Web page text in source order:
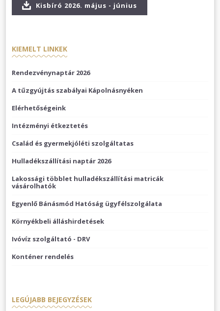
Kisbíró 2026. május - június
KIEMELT LINKEK
Rendezvénynaptár 2026
A tűzgyújtás szabályai Kápolnásnyéken
Elérhetőségeink
Intézményi étkeztetés
Család és gyermekjóléti szolgáltatas
Hulladékszállítási naptár 2026
Lakossági többlet hulladékszállítási matricák
vásárolhatók
Egyenlő Bánásmód Hatóság ügyfélszolgálata
Környékbeli álláshirdetések
Ivóvíz szolgáltató - DRV
Konténer rendelés
LEGÚJABB BEJEGYZÉSEK